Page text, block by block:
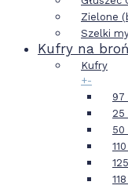
Zielone
Szelki
Kufry na
Kufry
+-
97
25
50